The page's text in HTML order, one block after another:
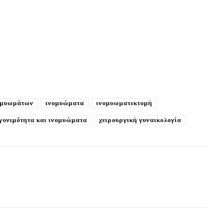
ινομυώματα ινομυωματεκτομή
και ινομυώματα χειρουργική γυναικολογία